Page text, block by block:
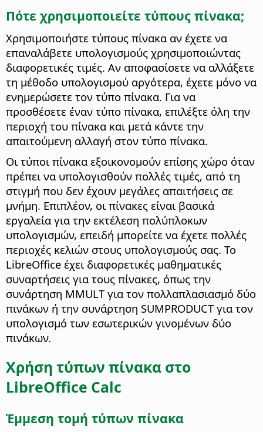
Πότε χρησιμοποιείτε τύπους πίνακα;
Χρησιμοποιήστε τύπους πίνακα αν έχετε να
επαναλάβετε υπολογισμούς χρησιμοποιώντας
διαφορετικές τιμές. Αν αποφασίσετε να αλλάξετε
τη μέθοδο υπολογισμού αργότερα, έχετε μόνο να
ενημερώσετε τον τύπο πίνακα. Για να
προσθέσετε έναν τύπο πίνακα, επιλέξτε όλη την
περιοχή του πίνακα και μετά κάντε την
απαιτούμενη αλλαγή στον τύπο πίνακα.
Οι τύποι πίνακα εξοικονομούν επίσης χώρο όταν
πρέπει να υπολογισθούν πολλές τιμές, από τη
στιγμή που δεν έχουν μεγάλες απαιτήσεις σε
μνήμη. Επιπλέον, οι πίνακες είναι βασικά
εργαλεία για την εκτέλεση πολύπλοκων
υπολογισμών, επειδή μπορείτε να έχετε πολλές
περιοχές κελιών στους υπολογισμούς σας. Το
LibreOffice έχει διαφορετικές μαθηματικές
συναρτήσεις για τους πίνακες, όπως την
συνάρτηση MMULT για τον πολλαπλασιασμό δύο
πινάκων ή την συνάρτηση SUMPRODUCT για τον
υπολογισμό των εσωτερικών γινομένων δύο
πινάκων.
Χρήση τύπων πίνακα στο
LibreOffice Calc
Έμμεση τομή τύπων πίνακα